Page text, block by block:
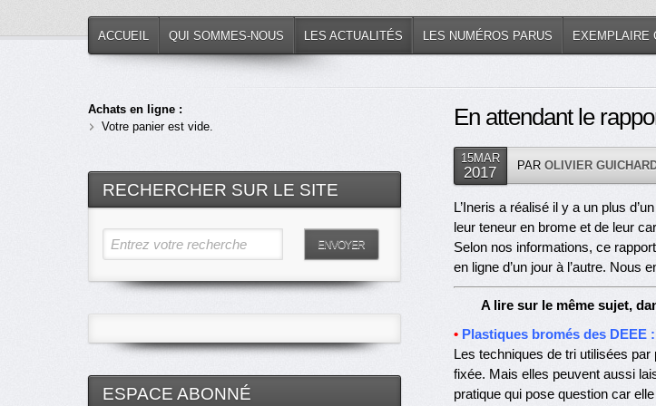
ACCUEIL QUI SOMMES-NOUS LES ACTUALITÉS LES NUMÉROS PARUS EXEMPLAIRE
En attendant le
15MAR
2017 PAR OLIVIER
L’Ineris a réalisé il y a un plus
leur teneur en brome et de leur
Selon nos informations, ce
en ligne d’un jour à l’autre. Nous
A lire sur le même sujet,
• Plastiques bromés des
Les techniques de tri utilisées
fixée. Mais elles peuvent aussi
pratique qui pose question car
Achats en ligne :
Votre panier est vide.
RECHERCHER SUR LE SITE
Entrez votre recherche ENVOYER
ESPACE ABONNÉ